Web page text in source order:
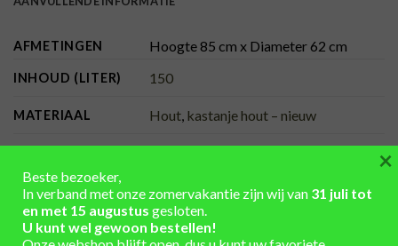
AFMETINGEN Hoogte 85 cm x Diameter 62 cm
INHOUD (LITER) 150
MATERIAAL Hout kastanje hout – nieuw
KLEUR HOUT behandeld, bruin, gebeitst
UITVOERING met handpomp
Beste bezoeker,
In verband met onze zomervakantie zijn wij van 31 juli tot
en met 15 augustus gesloten.
U kunt wel gewoon bestellen!
×